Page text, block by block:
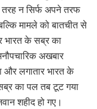
तरह न सिर्फ अपने तरफ
मामले को बातचीत से
भारत के सब्र का
अखबार
और लगातार भारत के
का पल तब टूट गया
शहीद हो गए।